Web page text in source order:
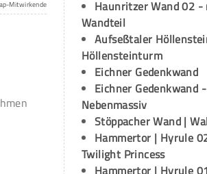
Mitwirkende
Haunritzer Wand 02 -
Wandteil
Aufseßtaler
Höllensteinturm
Eichner Gedenkwand
Eichner Gedenkwand -
Nebenmassiv
Stöppacher Wand |
Hammertor | Hyrule
Twilight Princess